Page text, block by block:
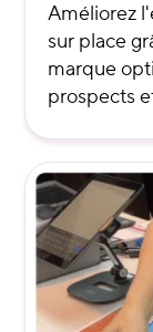
Améliorez
sur place
marque
prospects